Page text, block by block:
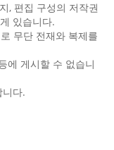
, 편집 구성의 저작권
있습니다.
무단 전재와 복제를
에 게시할 수 없습니
니다.